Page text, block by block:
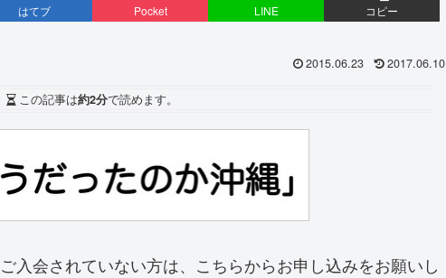
はてブ Pocket LINE コピー
2015.06.23 2017.06.10
この記事は約2分で読めます。
入会されていない方は、こちらからお申し込みをお願いし